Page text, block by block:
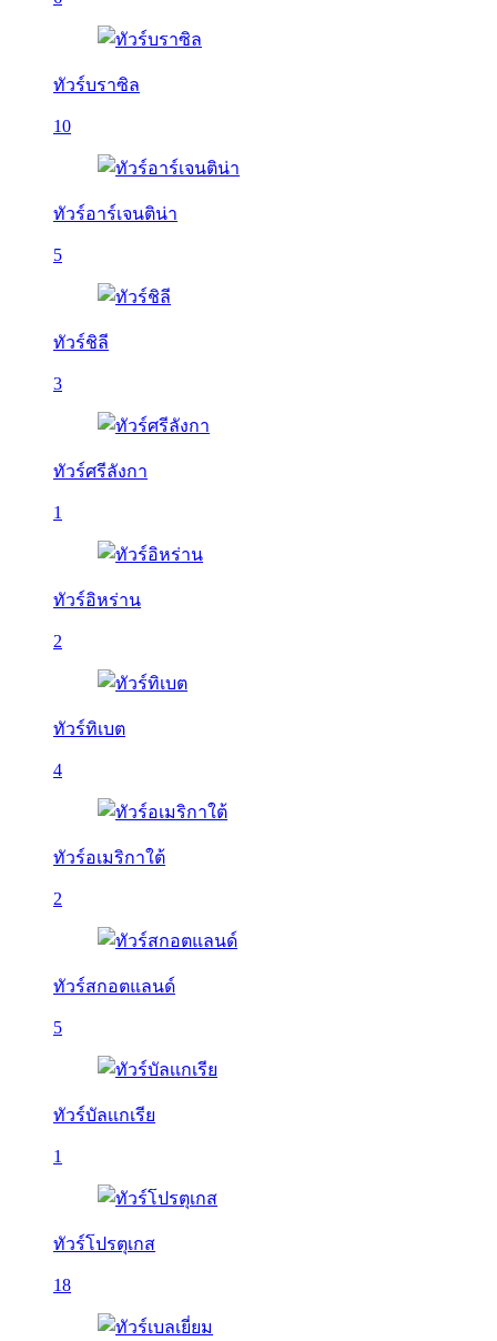
ทัวร์บราซิล
10
ทัวร์อาร์เจนติน่า
5
ทัวร์ชิลี
3
ทัวร์ศรีลังกา
1
ทัวร์อิหร่าน
2
ทัวร์ทิเบต
4
ทัวร์อเมริกาใต้
2
ทัวร์สกอตแลนด์
5
ทัวร์บัลเเกเรีย
1
ทัวร์โปรตุเกส
18